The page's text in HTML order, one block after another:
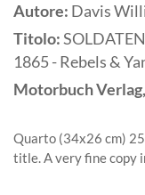
Autore: Davis
Titolo:
1865 - Rebels &
Motorbuch Verlag,
Quarto (34x26 cm)
title. A very fine copy